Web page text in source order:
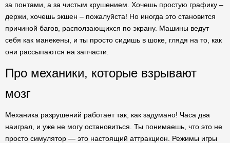
за понтами, а за чистым крушением. Хочешь простую графику –
держи, хочешь экшен – пожалуйста! Но иногда это становится
причиной багов, расползающихся по экрану. Машины ведут
себя как манекены, и ты просто сидишь в шоке, глядя на то, как
они рассыпаются на запчасти.
Про механики, которые взрывают
мозг
Механика разрушений работает так, как задумано! Часа два
наиграл, и уже не могу остановиться. Ты понимаешь, что это не
просто симулятор — это настоящий аттракцион. Режимы игры